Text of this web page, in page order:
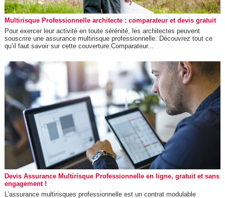
Multirisque Professionnelle architecte : comparateur et devis gratuit
Pour exercer leur activité en toute sérénité, les architectes peuvent
souscrire une assurance multirisque professionnelle. Découvrez tout ce
qu’il faut savoir sur cette couverture.Comparateur...
Devis Assurance Multirisque Professionnelle en ligne, gratuit et sans
engagement !
L’assurance multirisques professionnelle est un contrat modulable